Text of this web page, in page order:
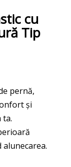
cu
Tip
pernă,
și
ta.